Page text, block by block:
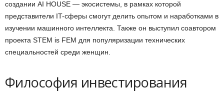
создании AI HOUSE — экосистемы, в рамках которой
представители IT-сферы смогут делить опытом и наработками в
изучении машинного интеллекта. Также он выступил соавтором
проекта STEM is FEM для популяризации технических
специальностей среди женщин.
Философия инвестирования